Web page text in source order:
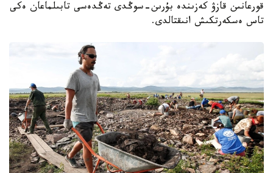
قورعانىن قازۋ كەزىندە بۇرىن-سوڭدى تەڭدەسى تابىلماعان ەكى
تاس ەسكەرتكىش انىقتالدى.